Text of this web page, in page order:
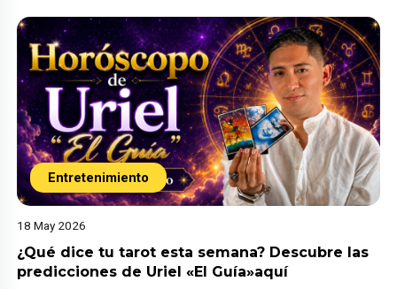
Entretenimiento
18 May 2026
¿Qué dice tu tarot esta semana? Descubre las
predicciones de Uriel «El Guía»aquí